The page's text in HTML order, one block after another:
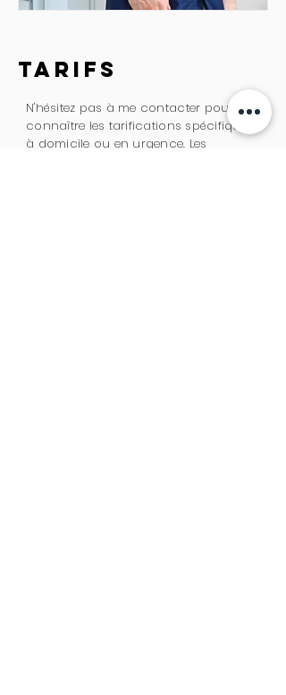
tarifs
N'hésitez pas à me contacter pour
connaître les tarifications spécifiques
à domicile ou en urgence. Les